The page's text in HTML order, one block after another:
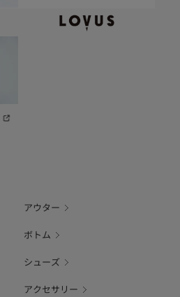
アウター
ボトム
シューズ
アクセサリー